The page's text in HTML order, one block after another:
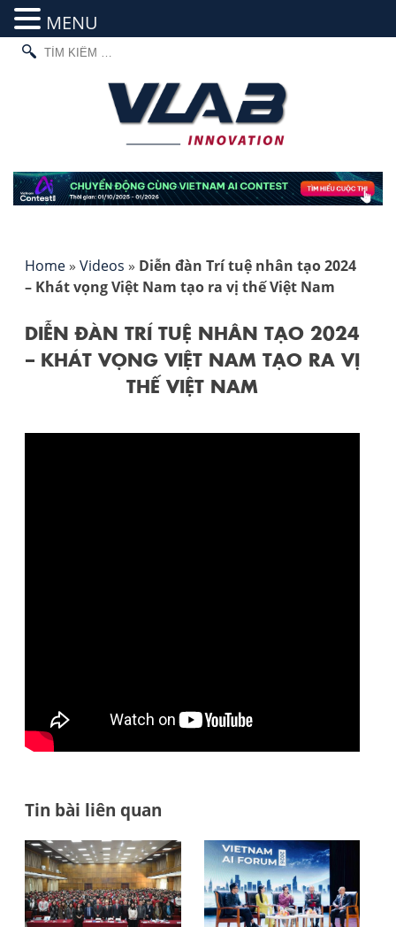
Skip
TÌM
KIẾM
Home » Videos » Diễn đàn Trí tuệ nhân tạo 2024
– Khát vọng Việt Nam tạo ra vị thế Việt Nam
DIỄN ĐÀN TRÍ TUỆ NHÂN TẠO 2024
– KHÁT VỌNG VIỆT NAM TẠO RA VỊ
THẾ VIỆT NAM
Tin bài liên quan
MENU